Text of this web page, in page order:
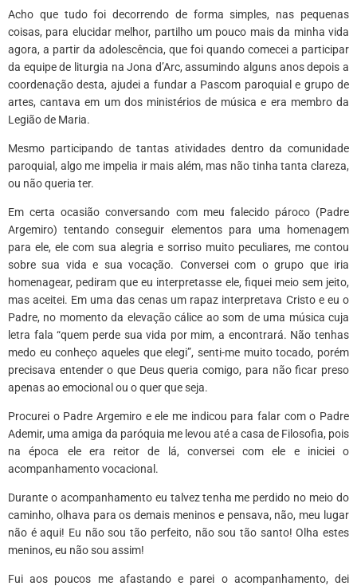
Acho que tudo foi decorrendo de forma simples, nas pequenas
coisas, para elucidar melhor, partilho um pouco mais da minha vida
agora, a partir da adolescência, que foi quando comecei a participar
da equipe de liturgia na Jona d’Arc, assumindo alguns anos depois a
coordenação desta, ajudei a fundar a Pascom paroquial e grupo de
artes, cantava em um dos ministérios de música e era membro da
Legião de Maria.
Mesmo participando de tantas atividades dentro da comunidade
paroquial, algo me impelia ir mais além, mas não tinha tanta clareza,
ou não queria ter.
Em certa ocasião conversando com meu falecido pároco (Padre
Argemiro) tentando conseguir elementos para uma homenagem
para ele, ele com sua alegria e sorriso muito peculiares, me contou
sobre sua vida e sua vocação. Conversei com o grupo que iria
homenagear, pediram que eu interpretasse ele, fiquei meio sem jeito,
mas aceitei. Em uma das cenas um rapaz interpretava Cristo e eu o
Padre, no momento da elevação cálice ao som de uma música cuja
letra fala “quem perde sua vida por mim, a encontrará. Não tenhas
medo eu conheço aqueles que elegi”, senti-me muito tocado, porém
precisava entender o que Deus queria comigo, para não ficar preso
apenas ao emocional ou o quer que seja.
Procurei o Padre Argemiro e ele me indicou para falar com o Padre
Ademir, uma amiga da paróquia me levou até a casa de Filosofia, pois
na época ele era reitor de lá, conversei com ele e iniciei o
acompanhamento vocacional.
Durante o acompanhamento eu talvez tenha me perdido no meio do
caminho, olhava para os demais meninos e pensava, não, meu lugar
não é aqui! Eu não sou tão perfeito, não sou tão santo! Olha estes
meninos, eu não sou assim!
Fui aos poucos me afastando e parei o acompanhamento, dei